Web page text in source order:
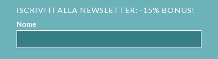
ISCRIVITI ALLA NEWSLETTER: -15% BONUS!
Nome